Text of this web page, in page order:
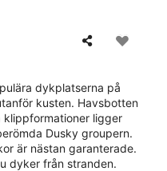
dykplatserna på
kusten. Havsbotten
klippformationer ligger
Dusky groupern.
är nästan garanterade.
dyker från stranden.